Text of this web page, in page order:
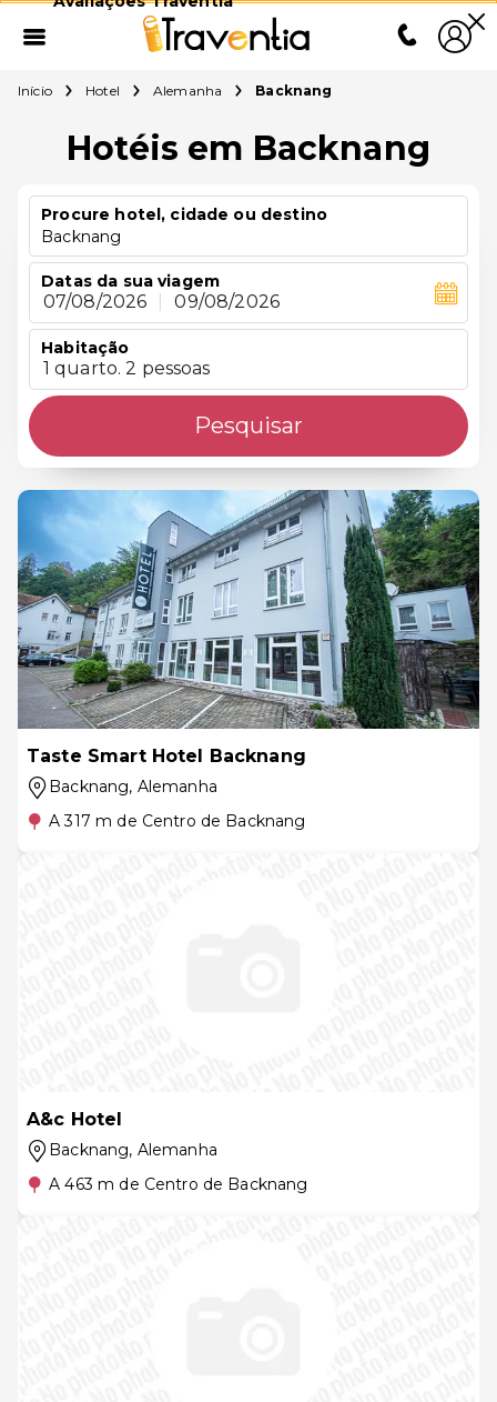
Início Hotel Alemanha Backnang
Hotéis em Backnang
Procure hotel, cidade ou destino
Backnang
Datas da sua viagem
07/08/2026 09/08/2026
Habitação
1 quarto. 2 pessoas
Pesquisar
Taste Smart Hotel Backnang
Backnang, Alemanha
A 317 m de Centro de Backnang
A&c Hotel
Backnang, Alemanha
A 463 m de Centro de Backnang